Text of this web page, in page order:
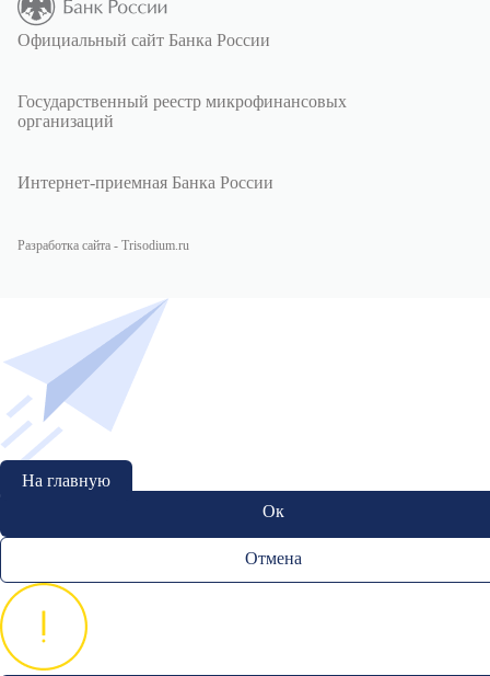
Официальный сайт Банка России
Государственный реестр микрофинансовых
организаций
Интернет-приемная Банка России
Разработка сайта - Trisodium.ru
На главную
Ок
Отмена